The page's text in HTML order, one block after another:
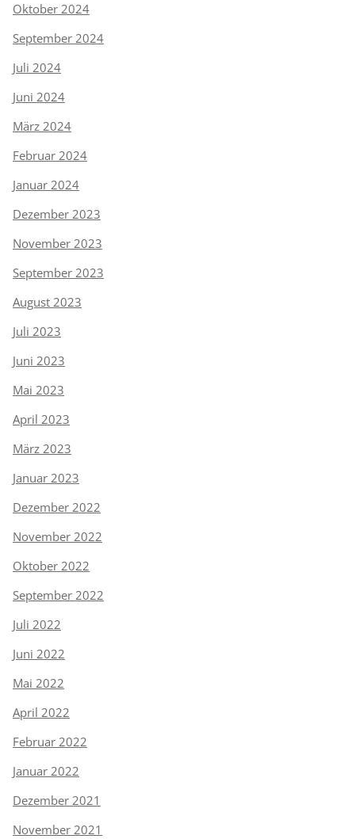
Oktober 2024
September 2024
Juli 2024
Juni 2024
März 2024
Februar 2024
Januar 2024
Dezember 2023
November 2023
September 2023
August 2023
Juli 2023
Juni 2023
Mai 2023
April 2023
März 2023
Januar 2023
Dezember 2022
November 2022
Oktober 2022
September 2022
Juli 2022
Juni 2022
Mai 2022
April 2022
Februar 2022
Januar 2022
Dezember 2021
November 2021